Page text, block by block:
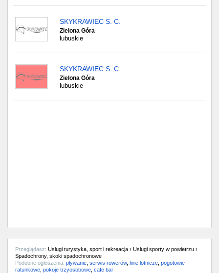
SKYKRAWIEC S. C.
Zielona Góra
lubuskie
SKYKRAWIEC S. C.
Zielona Góra
lubuskie
Przeglądasz: Usługi turystyka, sport i rekreacja › Usługi sporty w powietrzu ›
Spadochrony, skoki spadochronowe
Podobne ogłoszenia: pływanie serwis rowerów, linie lotnicze pogotowie
ratunkowe pokoje trzyosobowe cafe bar